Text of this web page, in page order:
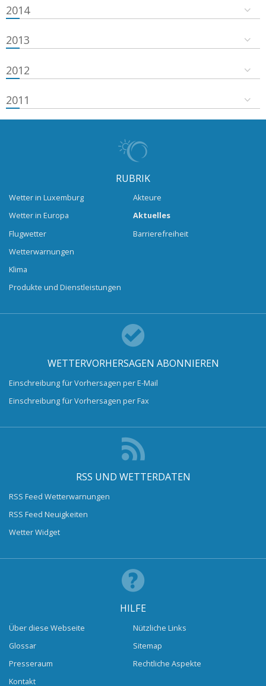
2014
2013
2012
2011
RUBRIK
Wetter in Luxemburg
Wetter in Europa
Flugwetter
Wetterwarnungen
Klima
Produkte und Dienstleistungen
Akteure
Aktuelles
Barrierefreiheit
WETTERVORHERSAGEN ABONNIEREN
Einschreibung für Vorhersagen per E-Mail
Einschreibung für Vorhersagen per Fax
RSS UND WETTERDATEN
RSS Feed Wetterwarnungen
RSS Feed Neuigkeiten
Wetter Widget
HILFE
Über diese Webseite
Glossar
Presseraum
Kontakt
Nützliche Links
Sitemap
Rechtliche Aspekte